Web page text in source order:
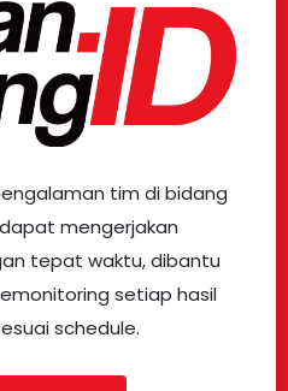
tim di bidang
mengerjakan
tepat waktu, dibantu
setiap hasil
schedule.